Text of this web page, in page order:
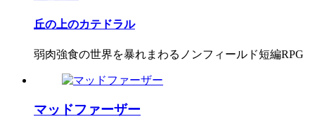
丘の上のカテドラル
弱肉強食の世界を暴れまわるノンフィールド短編RPG
マッドファーザー